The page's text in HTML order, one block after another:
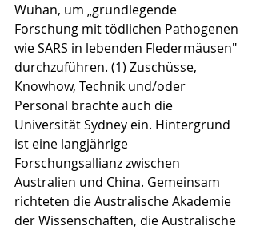
Wuhan, um „grundlegende
Forschung mit tödlichen Pathogenen
wie SARS in lebenden Fledermäusen"
durchzuführen. (1) Zuschüsse,
Knowhow, Technik und/oder
Personal brach­te auch die
Universität Sydney ein. Hintergrund
ist eine langjährige
Forschungsallianz zwischen
Australien und China. Gemeinsam
richteten die Australische Akademie
der Wissenschaften, die Australische